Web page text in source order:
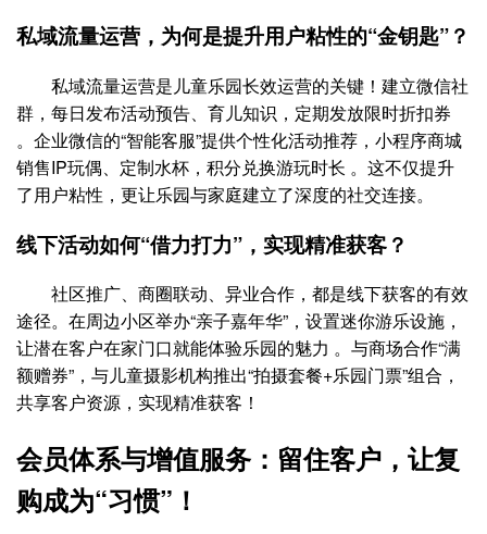
私域流量运营，为何是提升用户粘性的“金钥匙”？
私域流量运营是儿童乐园长效运营的关键！建立微信社
群，每日发布活动预告、育儿知识，定期发放限时折扣券
。企业微信的“智能客服”提供个性化活动推荐，小程序商城
销售IP玩偶、定制水杯，积分兑换游玩时长 。这不仅提升
了用户粘性，更让乐园与家庭建立了深度的社交连接。
线下活动如何“借力打力”，实现精准获客？
社区推广、商圈联动、异业合作，都是线下获客的有效
途径。在周边小区举办“亲子嘉年华”，设置迷你游乐设施，
让潜在客户在家门口就能体验乐园的魅力 。与商场合作“满
额赠券”，与儿童摄影机构推出“拍摄套餐+乐园门票”组合，
共享客户资源，实现精准获客！
会员体系与增值服务：留住客户，让复
购成为“习惯”！